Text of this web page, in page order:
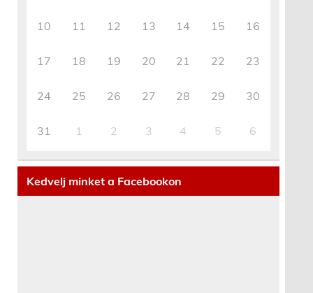
10 11 12 13 14 15 16
17 18 19 20 21 22 23
24 25 26 27 28 29 30
31 1 2 3 4 5 6
Kedvelj minket a Facebookon